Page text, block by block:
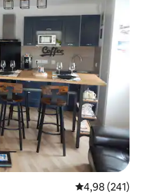
5 üzerinden
4,98 (241)